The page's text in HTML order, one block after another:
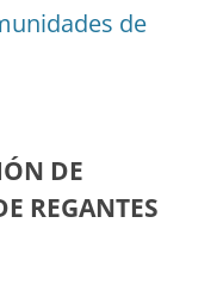
de
DE
REGANTES